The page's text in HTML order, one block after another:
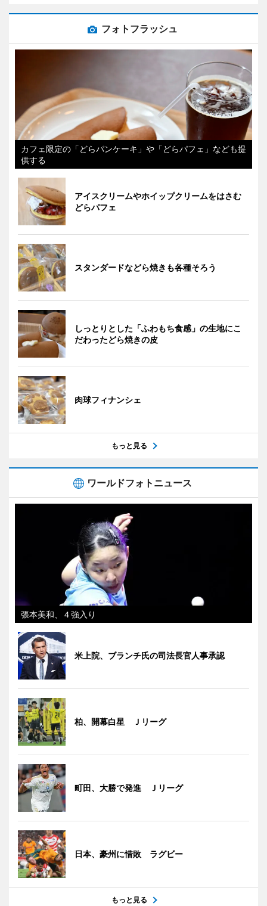
フォトフラッシュ
カフェ限定の「どらパンケーキ」や「どらパフェ」なども提
供する
アイスクリームやホイップクリームをはさむ
どらパフェ
スタンダードなどら焼きも各種そろう
しっとりとした「ふわもち食感」の生地にこ
だわったどら焼きの皮
肉球フィナンシェ
もっと見る
ワールドフォトニュース
張本美和、４強入り
米上院、ブランチ氏の司法長官人事承認
柏、開幕白星 Ｊリーグ
町田、大勝で発進 Ｊリーグ
日本、豪州に惜敗 ラグビー
もっと見る